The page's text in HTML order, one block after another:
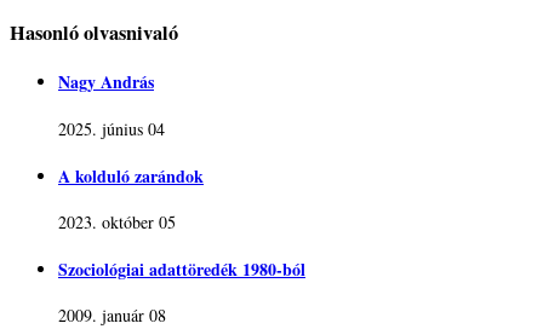
Hasonló olvasnivaló
Nagy András
2025. június 04
A kolduló zarándok
2023. október 05
Szociológiai adattöredék 1980-ból
2009. január 08